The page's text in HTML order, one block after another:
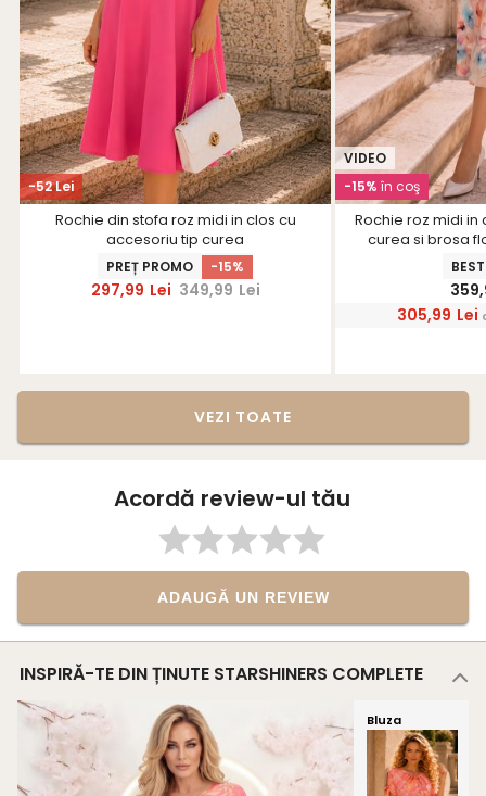
-52 Lei
Rochie din stofa roz midi in clos cu
accesoriu tip curea
PREȚ PROMO -15%
297,99 Lei 349,99 Lei
-15% în coş
VIDEO
Rochie roz midi
curea si brosa
305,99 Lei
VEZI TOATE
Acordă review-ul tău
ADAUGĂ UN REVIEW
INSPIRĂ-TE DIN ȚINUTE STARSHINERS COMPLETE
Bluza